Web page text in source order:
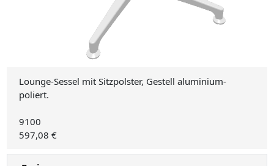
Lounge-Sessel mit Sitzpolster, Gestell aluminium-
poliert.
9100
597,08 €